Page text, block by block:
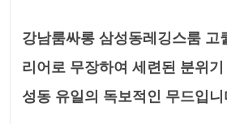
강남룸싸롱 삼성동레깅스룸 고
리어로 무장하여 세련된 분위
성동 유일의 독보적인 무드입